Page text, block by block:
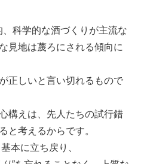
科学的な酒づくりが主流な
見地は蔑ろにされる傾向に
正しいと言い切れるもので
構えは、先人たちの試行錯
と考えるからです。
本に立ち戻り、